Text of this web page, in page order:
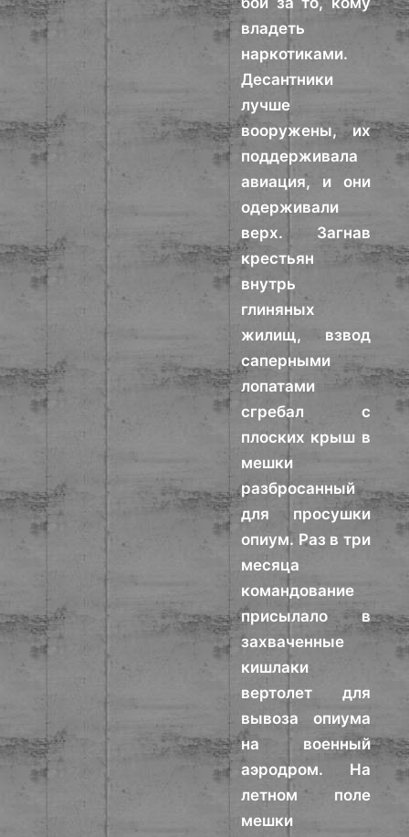
владеть
наркотиками.
Десантники
лучше
вооружены, их
поддерживала
авиация, и они
одерживали
верх. Загнав
крестьян
внутрь
глиняных
жилищ, взвод
саперными
лопатами
сгребал с
плоских крыш в
мешки
разбросанный
для просушки
опиум. Раз в три
месяца
командование
присылало в
захваченные
кишлаки
вертолет для
вывоза опиума
на военный
аэродром. На
летном поле
мешки